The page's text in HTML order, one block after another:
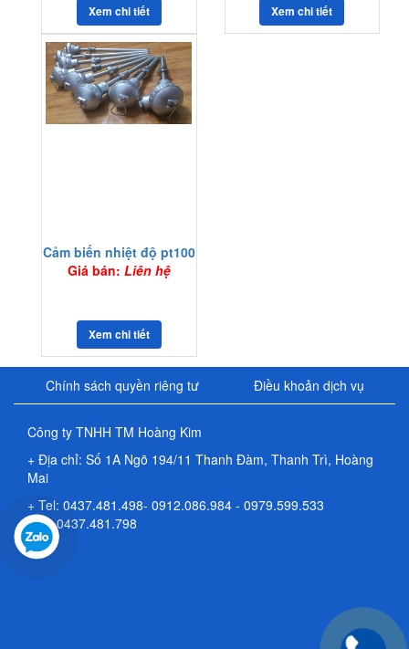
Xem chi tiết Xem chi tiết
Cảm biến nhiệt độ pt100
Giá bán: Liên hệ
Xem chi tiết
Chính sách quyền riêng tư Điều khoản dịch vụ
Công ty TNHH TM Hoàng Kim
+ Địa chỉ: Số 1A Ngõ 194/11 Thanh Đàm, Thanh Trì, Hoàng
Mai
+ Tel: 0437.481.498- 0912.086.984 - 0979.599.533
Fax: 0437.481.798